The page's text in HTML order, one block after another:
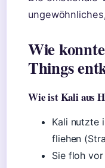
Wie
Things
Wie ist Kali aus
Kali nutzte
fliehen
Sie floh